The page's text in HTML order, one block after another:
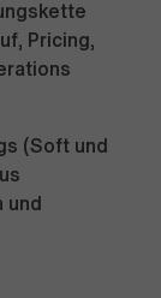
Pricing,
(Soft und
und